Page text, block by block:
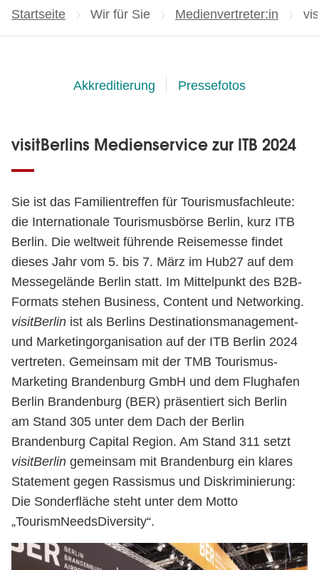
Startseite Wir für Sie Medienvertreter:in
Akkreditierung Pressefotos
visitBerlins Medienservice zur ITB 2024
Sie ist das Familientreffen für Tourismusfachleute:
die Internationale Tourismusbörse Berlin, kurz ITB
Berlin. Die weltweit führende Reisemesse findet
dieses Jahr vom 5. bis 7. März im Hub27 auf dem
Messegelände Berlin statt. Im Mittelpunkt des B2B-
Formats stehen Business, Content und Networking.
visitBerlin ist als Berlins Destinationsmanagement-
und Marketingorganisation auf der ITB Berlin 2024
vertreten. Gemeinsam mit der TMB Tourismus-
Marketing Brandenburg GmbH und dem Flughafen
Berlin Brandenburg (BER) präsentiert sich Berlin
am Stand 305 unter dem Dach der Berlin
Brandenburg Capital Region. Am Stand 311 setzt
visitBerlin gemeinsam mit Brandenburg ein klares
Statement gegen Rassismus und Diskriminierung:
Die Sonderfläche steht unter dem Motto
„TourismNeedsDiversity“.